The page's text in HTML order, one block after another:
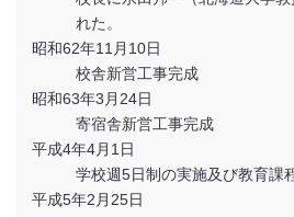
れた。
昭和62年11月10日
校舎新営工事完成
昭和63年3月24日
寄宿舎新営工事完成
平成4年4月1日
学校週5日制の実施及び教育課
平成5年2月25日